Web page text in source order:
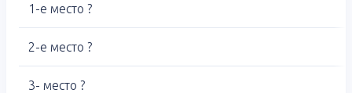
1-е место ?
2-е место ?
3- место ?